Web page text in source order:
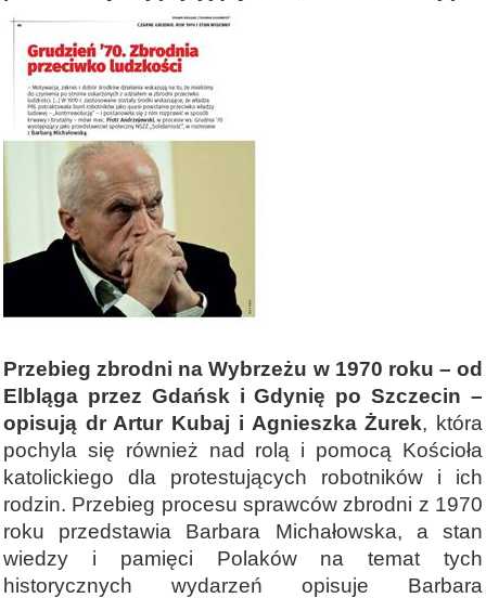
Przebieg zbrodni na Wybrzeżu w 1970 roku – od
Elbląga przez Gdańsk i Gdynię po Szczecin –
opisują dr Artur Kubaj i Agnieszka Żurek, która
pochyla się również nad rolą i pomocą Kościoła
katolickiego dla protestujących robotników i ich
rodzin. Przebieg procesu sprawców zbrodni z 1970
roku przedstawia Barbara Michałowska, a stan
wiedzy i pamięci Polaków na temat tych
historycznych wydarzeń opisuje Barbara